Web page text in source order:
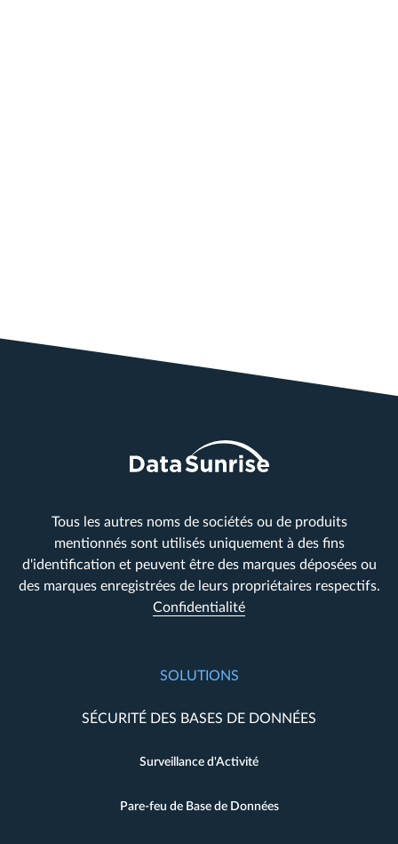
Tous les autres noms de sociétés ou de produits
mentionnés sont utilisés uniquement à des fins
d'identification et peuvent être des marques déposées ou
des marques enregistrées de leurs propriétaires respectifs.
Confidentialité
SOLUTIONS
SÉCURITÉ DES BASES DE DONNÉES
Surveillance d'Activité
Pare-feu de Base de Données